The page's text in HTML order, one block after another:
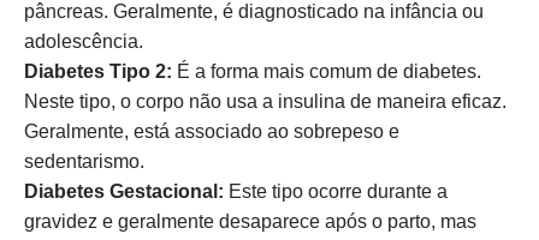
pâncreas. Geralmente, é diagnosticado na infância ou
adolescência.
Diabetes Tipo 2: É a forma mais comum de diabetes.
Neste tipo, o corpo não usa a insulina de maneira eficaz.
Geralmente, está associado ao sobrepeso e
sedentarismo.
Diabetes Gestacional: Este tipo ocorre durante a
gravidez e geralmente desaparece após o parto, mas